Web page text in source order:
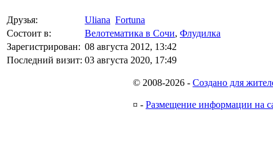
Друзья: Uliana Fortuna
Состоит в:
Велотематика в Сочи, Флудилка
Зарегистрирован: 08 августа 2012, 13:42
Последний визит: 03 августа 2020, 17:49
© 2008-2026 - Создано для
¤ - Размещение информации на